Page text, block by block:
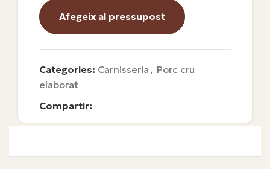
Afegeix al pressupost
Categories: Carnisseria , Porc cru
elaborat
Compartir: